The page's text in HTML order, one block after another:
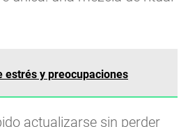
estrés y preocupaciones
actualizarse sin perder